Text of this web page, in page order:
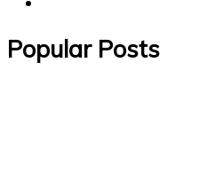
Popular Posts